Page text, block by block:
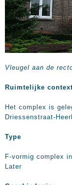
Vleugel aan de
Ruimtelijke
Het complex is
Driessenstraat-
Type
F-vormig complex
Later